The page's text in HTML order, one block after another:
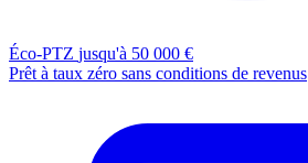
Éco-PTZ jusqu'à 50 000 €
Prêt à taux zéro sans conditions de revenus